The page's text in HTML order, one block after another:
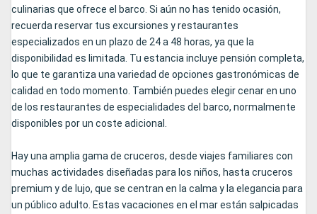
culinarias que ofrece el barco. Si aún no has tenido ocasión,
recuerda reservar tus excursiones y restaurantes
especializados en un plazo de 24 a 48 horas, ya que la
disponibilidad es limitada. Tu estancia incluye pensión completa,
lo que te garantiza una variedad de opciones gastronómicas de
calidad en todo momento. También puedes elegir cenar en uno
de los restaurantes de especialidades del barco, normalmente
disponibles por un coste adicional.
Hay una amplia gama de cruceros, desde viajes familiares con
muchas actividades diseñadas para los niños, hasta cruceros
premium y de lujo, que se centran en la calma y la elegancia para
un público adulto. Estas vacaciones en el mar están salpicadas